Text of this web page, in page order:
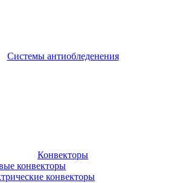
Системы антиобледенения
Конвекторы
конвекторы
конвекторы